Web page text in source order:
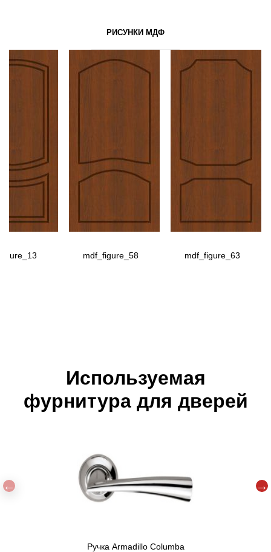
РИСУНКИ МДФ
mdf_figure_58 mdf_figure_63
Используемая
фурнитура для дверей
Ручка Armadillo Columba